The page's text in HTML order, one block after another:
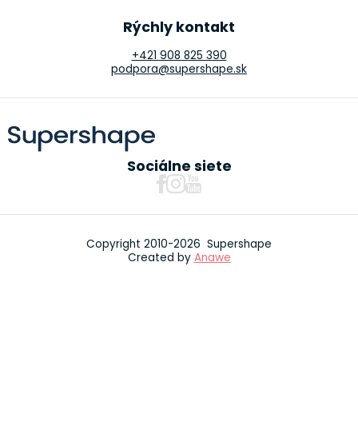
Rýchly kontakt
+421 908 825 390
podpora@supershape.sk
Sociálne siete
Copyright 2010-2026 Supershape
Created by Anawe